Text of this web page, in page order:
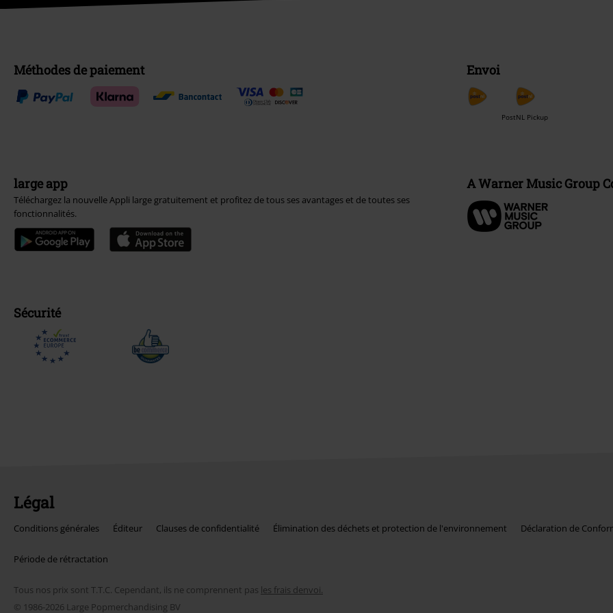
Méthodes de paiement Envoi
PostNL Pickup
large app
Téléchargez la nouvelle Appli large gratuitement et profitez de tous ses avantages et de toutes ses
fonctionnalités.
A Warner Music Group
Sécurité
Légal
Conditions générales Éditeur Clauses de confidentialité Élimination des déchets et protection de l'environnement Déclaration de
Période de rétractation
Tous nos prix sont T.T.C. Cependant, ils ne comprennent pas les frais denvoi.
© 1986-2026 Large Popmerchandising BV